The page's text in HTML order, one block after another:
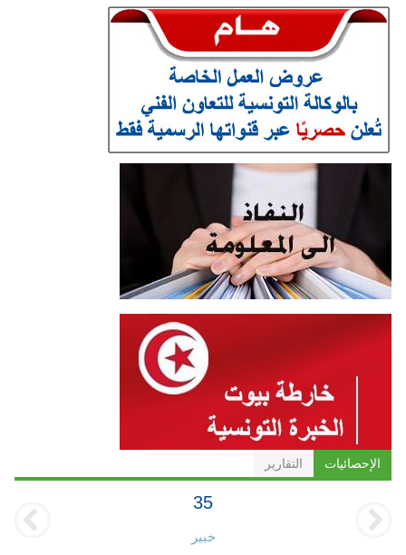
الإحصائيات التقارير
35
خبير